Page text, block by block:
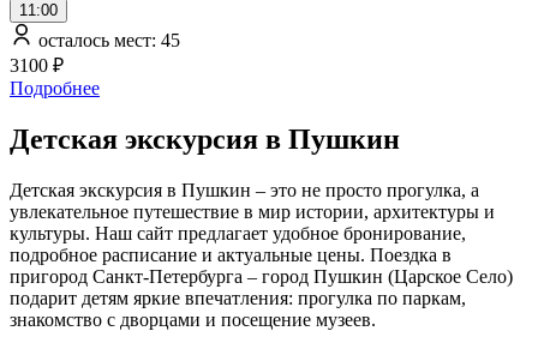
11:00
осталось мест: 45
3100 ₽
Подробнее
Детская экскурсия в Пушкин
Детская экскурсия в Пушкин – это не просто прогулка, а
увлекательное путешествие в мир истории, архитектуры и
культуры. Наш сайт предлагает удобное бронирование,
подробное расписание и актуальные цены. Поездка в
пригород Санкт-Петербурга – город Пушкин (Царское Село)
подарит детям яркие впечатления: прогулка по паркам,
знакомство с дворцами и посещение музеев.